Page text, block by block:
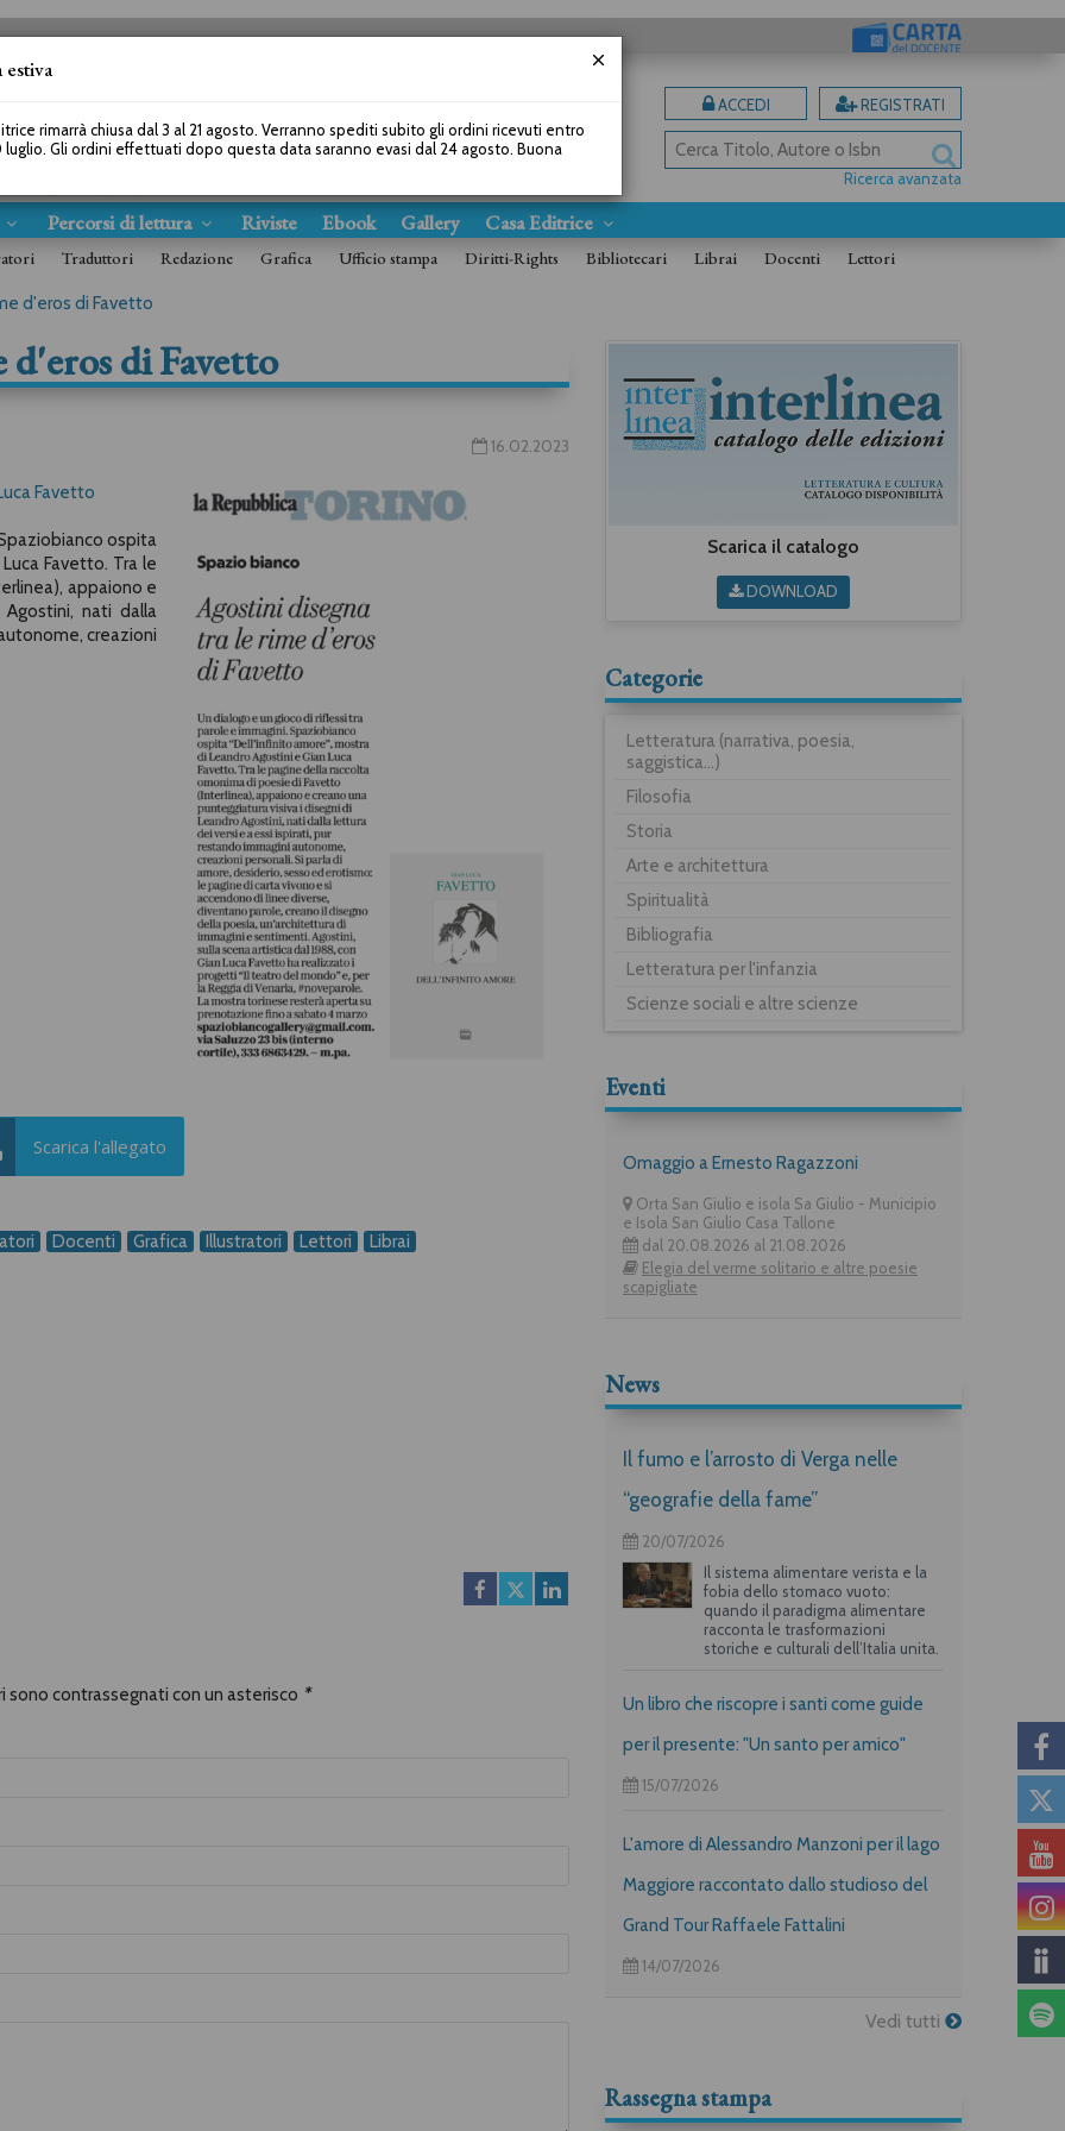
ACCEDI REGISTRATI
Ricerca avanzata
Percorsi di lettura Riviste Ebook Gallery Casa Editrice
Traduttori Redazione Grafica Ufficio stampa Diritti-Rights Bibliotecari Librai Docenti Lettori
d'eros di Favetto
di Favetto
16.02.2023
Favetto
ospita
Favetto. Tra le
appaiono e
nati dalla
creazioni
Scarica l'allegato
Docenti Grafica Illustratori Lettori Librai
sono contrassegnati con un asterisco *
Scarica il catalogo
DOWNLOAD
Categorie
Letteratura (narrativa, poesia,
saggistica...)
Filosofia
Storia
Arte e architettura
Spiritualità
Bibliografia
Letteratura per l'infanzia
Scienze sociali e altre scienze
Eventi
Omaggio a Ernesto Ragazzoni
Orta San Giulio e isola Sa Giulio - Municipio
e Isola San Giulio Casa Tallone
dal 20.08.2026 al 21.08.2026
Elegia del verme solitario e altre poesie
scapigliate
News
Il fumo e l’arrosto di Verga nelle
“geografie della fame”
20/07/2026
Il sistema alimentare verista e la
fobia dello stomaco vuoto:
quando il paradigma alimentare
racconta le trasformazioni
storiche e culturali dell’Italia unita.
Un libro che riscopre i santi come guide
per il presente: "Un santo per amico"
15/07/2026
L'amore di Alessandro Manzoni per il lago
Maggiore raccontato dallo studioso del
Grand Tour Raffaele Fattalini
14/07/2026
Vedi tutti
Rassegna stampa
estiva
rimarrà chiusa dal 3 al 21 agosto. Verranno spediti subito gli ordini ricevuti entro
luglio. Gli ordini effettuati dopo questa data saranno evasi dal 24 agosto. Buona